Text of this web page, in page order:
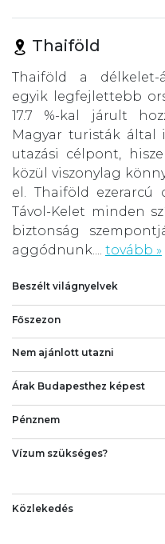
Thaiföld
Thaiföld a délkelet-
egyik legfejlettebb
17.7 %-kal járult
Magyar turisták által
utazási célpont,
közül viszonylag
el. Thaiföld ezerarcú
Távol-Kelet minden
biztonság
aggódnunk.... tovább »
Beszélt világnyelvek
Főszezon
Nem ajánlott utazni
Árak Budapesthez képest
Pénznem
Vízum szükséges?
Közlekedés